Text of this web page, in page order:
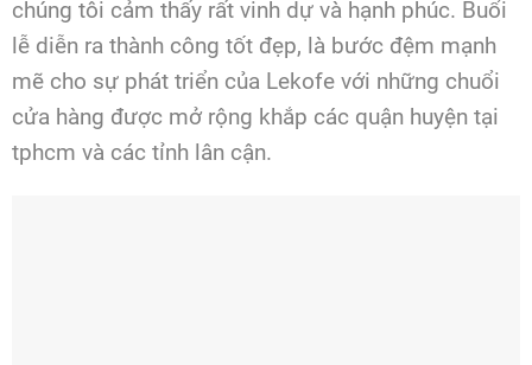
chúng tôi cảm thấy rất vinh dự và hạnh phúc. Buổi
lễ diễn ra thành công tốt đẹp, là bước đệm mạnh
mẽ cho sự phát triển của Lekofe với những chuổi
cửa hàng được mở rộng khắp các quận huyện tại
tphcm và các tỉnh lân cận.